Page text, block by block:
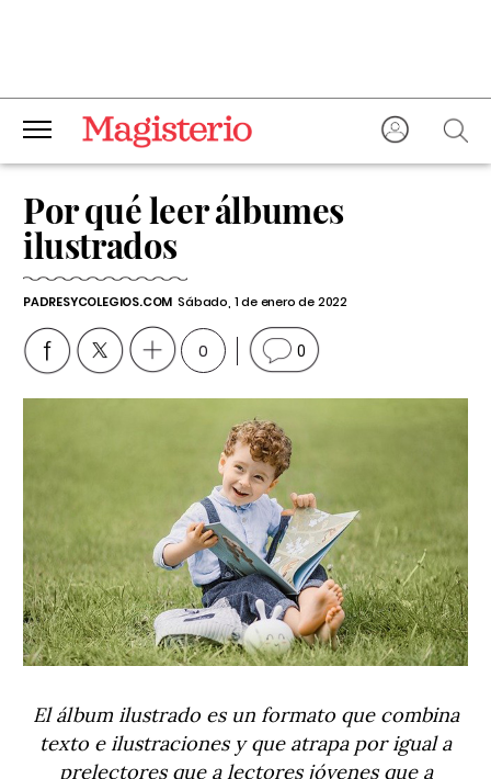
Por qué leer álbumes
ilustrados
PADRESYCOLEGIOS.COM Sábado, 1 de enero de 2022
0 0
El álbum ilustrado es un formato que combina
texto e ilustraciones y que atrapa por igual a
prelectores que a lectores jóvenes que a